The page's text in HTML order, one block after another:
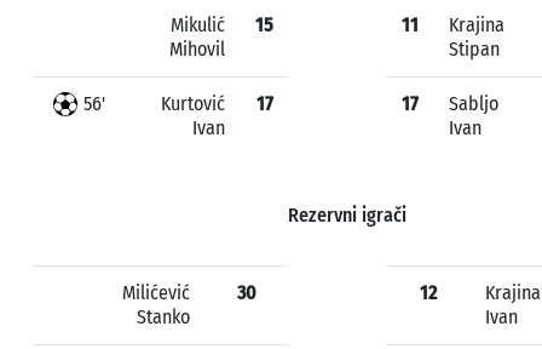
Mikulić
Mihovil
15
56'
Kurtović
Ivan
17
11
Krajina
Stipan
17
Sabljo
Ivan
Rezervni igrači
Milićević
Stanko
30 12
Krajina
Ivan